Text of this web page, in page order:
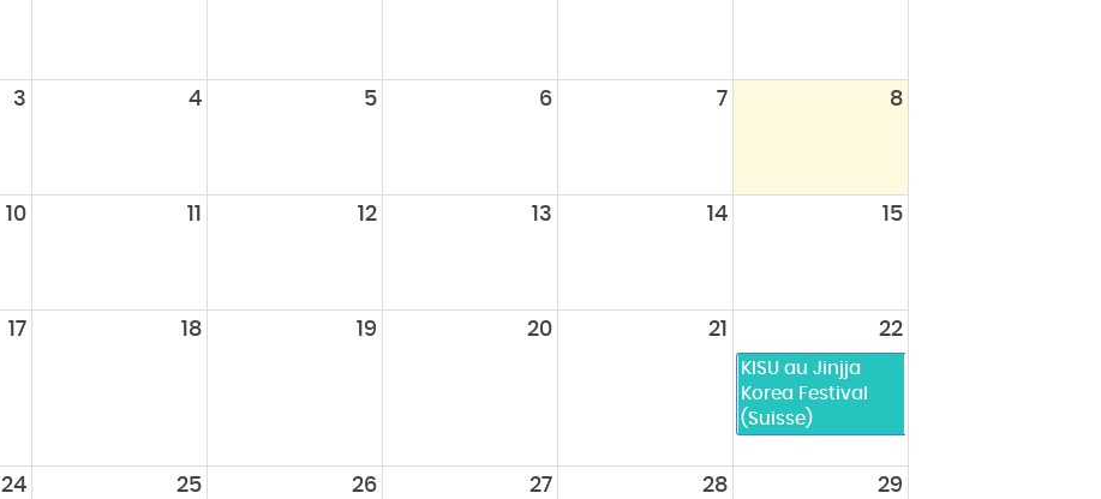
3 4 5 6 7 8
10 12 13 14 15
17 18 19 20 21 22
KISU au Jinjja
Korea Festival
(Suisse)
24 25 26 27 28 29